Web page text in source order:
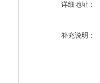
详细地址：
补充说明：